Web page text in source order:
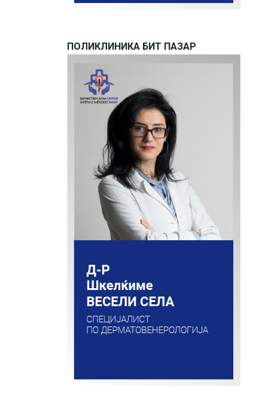
ПОЛИКЛИНИКА БИТ ПАЗАР